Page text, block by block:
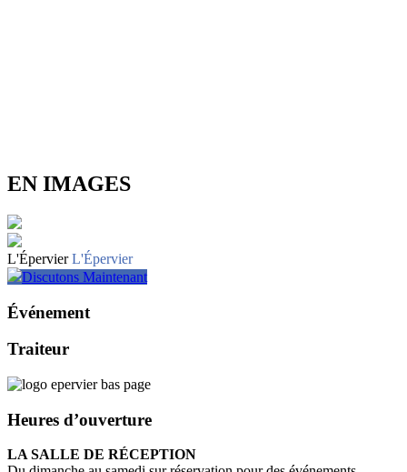
EN IMAGES
L'Épervier L'Épervier
Discutons Maintenant
Événement
Traiteur
Heures d’ouverture
LA SALLE DE RÉCEPTION